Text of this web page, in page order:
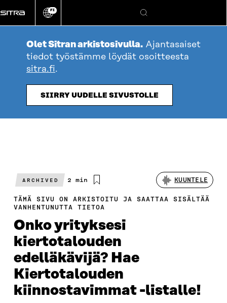
suoraan
sisältöön
Vaihda
kieli
FI
Hae
Olet Sitran arkistosivulla. Ajantasaiset
tiedot työstämme löydät osoitteesta
sitra.fi.
SIIRRY UUDELLE SIVUSTOLLE
ARCHIVED
Arvioitu
2 min KUUNTELE
TÄMÄ SIVU ON ARKISTOITU JA SAATTAA SISÄLTÄÄ
VANHENTUNUTTA TIETOA
Onko yrityksesi
kiertotalouden
edelläkävijä? Hae
Kiertotalouden
kiinnostavimmat -listalle!